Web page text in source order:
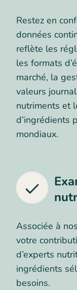
Restez en
données
reflète les
les formats
marché, la
valeurs
nutriments et
d’ingrédients
mondiaux.
Associée à
votre
d’experts
ingrédients
besoins.